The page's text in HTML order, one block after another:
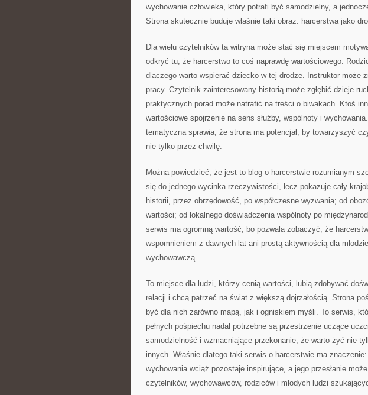
wychowanie człowieka, który potrafi być samodzielny, a
Strona skutecznie buduje właśnie taki obraz: harcerstwa jako
Dla wielu czytelników ta witryna może stać się miejscem
odkryć tu, że harcerstwo to coś naprawdę wartościowego.
dlaczego warto wspierać dziecko w tej drodze. Instruktor może
pracy. Czytelnik zainteresowany historią może zgłębić dzieje
praktycznych porad może natrafić na treści o biwakach. Ktoś
wartościowe spojrzenie na sens służby, wspólnoty i
tematyczna sprawia, że strona ma potencjał, by towarzyszyć
nie tylko przez chwilę.
Można powiedzieć, że jest to blog o harcerstwie rozumianym
się do jednego wycinka rzeczywistości, lecz pokazuje cały
historii, przez obrzędowość, po współczesne wyzwania; od
wartości; od lokalnego doświadczenia wspólnoty po
serwis ma ogromną wartość, bo pozwala zobaczyć, że
wspomnieniem z dawnych lat ani prostą aktywnością dla
wychowawczą.
To miejsce dla ludzi, którzy cenią wartości, lubią zdobywać
relacji i chcą patrzeć na świat z większą dojrzałością. Strona
być dla nich zarówno mapą, jak i ogniskiem myśli. To serwis,
pełnych pośpiechu nadal potrzebne są przestrzenie uczące
samodzielność i wzmacniające przekonanie, że warto żyć nie
innych. Właśnie dlatego taki serwis o harcerstwie ma
wychowania wciąż pozostaje inspirujące, a jego przesłanie
czytelników, wychowawców, rodziców i młodych ludzi